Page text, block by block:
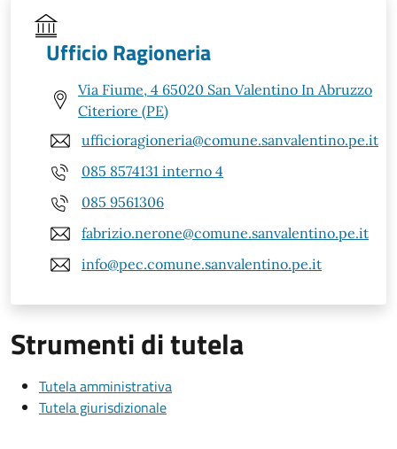
Ufficio Ragioneria
Via Fiume, 4 65020 San Valentino In Abruzzo
Citeriore (PE)
ufficioragioneria@comune.sanvalentino.pe.it
085 8574131 interno 4
085 9561306
fabrizio.nerone@comune.sanvalentino.pe.it
info@pec.comune.sanvalentino.pe.it
Strumenti di tutela
Tutela amministrativa
Tutela giurisdizionale